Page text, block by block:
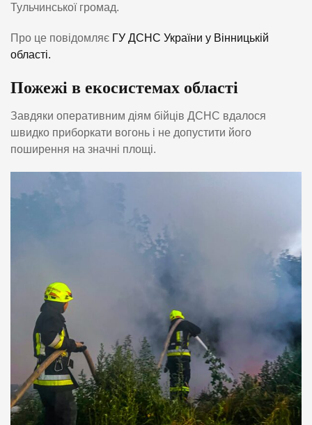
Тульчинської громад.
Про це повідомляє ГУ ДСНС України у Вінницькій
області.
Пожежі в екосистемах області
Завдяки оперативним діям бійців ДСНС вдалося
швидко приборкати вогонь і не допустити його
поширення на значні площі.